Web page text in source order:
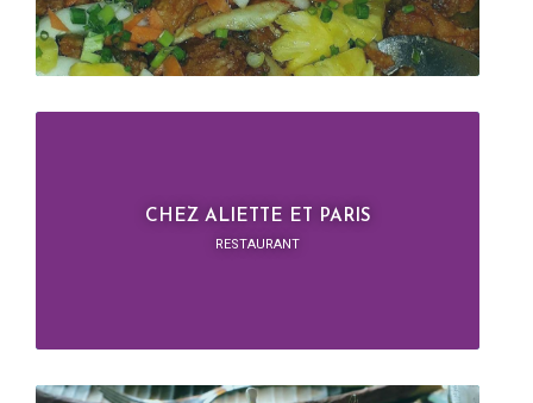
CHEZ ALIETTE ET PARIS
RESTAURANT